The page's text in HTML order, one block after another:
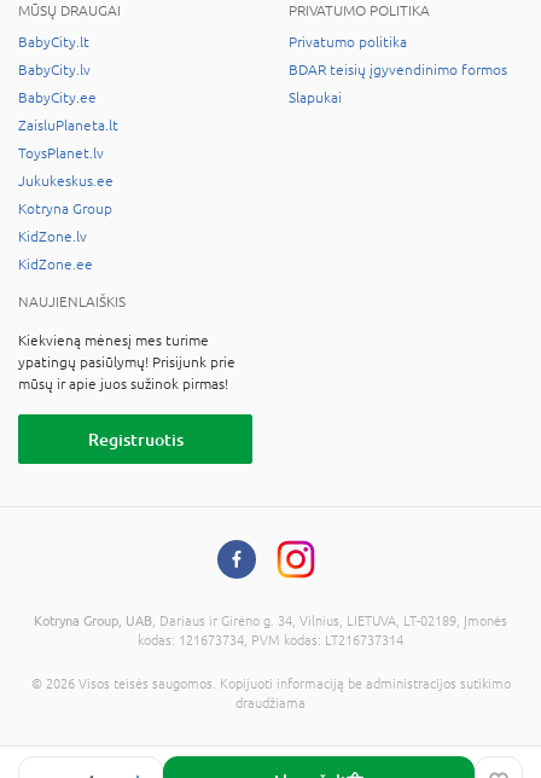
MŪSŲ DRAUGAI
BabyCity.lt
BabyCity.lv
BabyCity.ee
ZaisluPlaneta.lt
ToysPlanet.lv
Jukukeskus.ee
Kotryna Group
KidZone.lv
KidZone.ee
PRIVATUMO POLITIKA
Privatumo politika
BDAR teisių įgyvendinimo formos
Slapukai
NAUJIENLAIŠKIS
Kiekvieną mėnesį mes turime
ypatingų pasiūlymų! Prisijunk prie
mūsų ir apie juos sužinok pirmas!
Registruotis
Kotryna Group, UAB , Dariaus ir Girėno g. 34, Vilnius, LIETUVA, LT-02189, Įmonės
kodas: 121673734, PVM kodas: LT216737314
© 2026 Visos teisės saugomos. Kopijuoti informaciją be administracijos sutikimo
draudžiama